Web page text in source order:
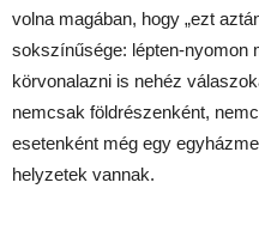
volna magában, hogy „ezt
sokszínűsége: lépten-nyomon
körvonalazni is nehéz
nemcsak földrészenként,
esetenként még egy
helyzetek vannak.